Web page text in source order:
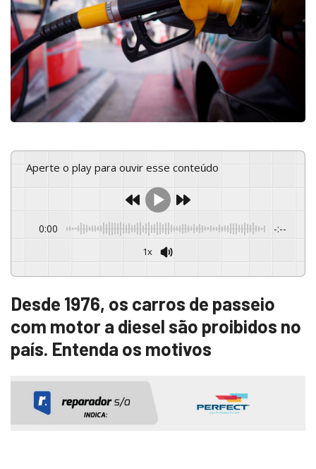
Aperte o play para ouvir esse conteúdo
0:00 -:--
1x
Powered By GSpeech
Desde 1976, os carros de passeio
com motor a diesel são proibidos no
país. Entenda os motivos